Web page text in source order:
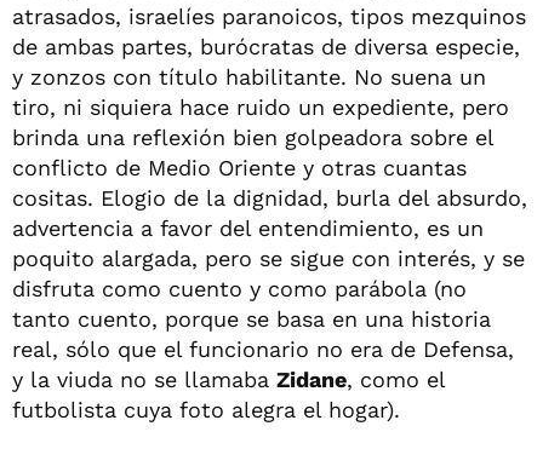
atrasados, israelíes paranoicos, tipos mezquinos
de ambas partes, burócratas de diversa especie,
y zonzos con título habilitante. No suena un
tiro, ni siquiera hace ruido un expediente, pero
brinda una reflexión bien golpeadora sobre el
conflicto de Medio Oriente y otras cuantas
cositas. Elogio de la dignidad, burla del absurdo,
advertencia a favor del entendimiento, es un
poquito alargada, pero se sigue con interés, y se
disfruta como cuento y como parábola (no
tanto cuento, porque se basa en una historia
real, sólo que el funcionario no era de Defensa,
y la viuda no se llamaba Zidane, como el
futbolista cuya foto alegra el hogar).